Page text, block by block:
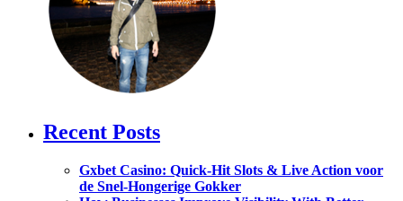
Recent Posts
Gxbet Casino: Quick‑Hit Slots & Live Action voor
de Snel‑Hongerige Gokker